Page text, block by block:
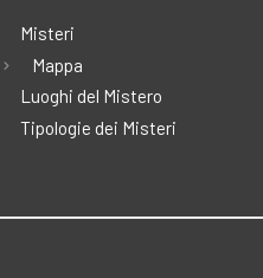
Misteri
Mappa
Luoghi del Mistero
Tipologie dei Misteri